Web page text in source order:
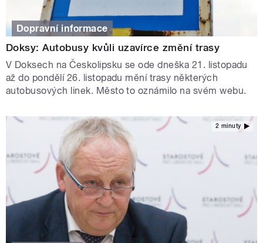
Dopravní informace
Doksy: Autobusy kvůli uzavírce změní trasy
V Doksech na Českolipsku se ode dneška 21. listopadu
až do pondělí 26. listopadu mění trasy některých
autobusových linek. Město to oznámilo na svém webu.
2 minuty